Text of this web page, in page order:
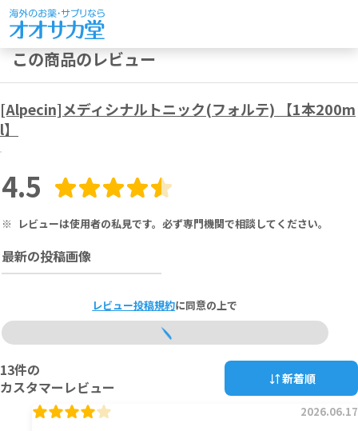
この商品のレビュー
[Alpecin]メディシナルトニック(フォルテ) 【1本200m
l】
4.5
※ レビューは使用者の私見です。必ず専門機関で相談してください。
最新の投稿画像
レビュー投稿規約に同意の上で
13件の
カスタマーレビュー
新着順
2026.06.17